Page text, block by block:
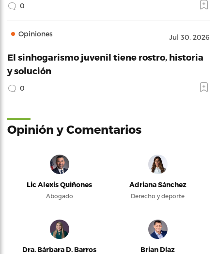
0
Opiniones Jul 30, 2026
El sinhogarismo juvenil tiene rostro, historia
y solución
0
Opinión y Comentarios
Lic Alexis Quiñones
Abogado
Adriana Sánchez
Derecho y deporte
Dra. Bárbara D. Barros Brian Díaz